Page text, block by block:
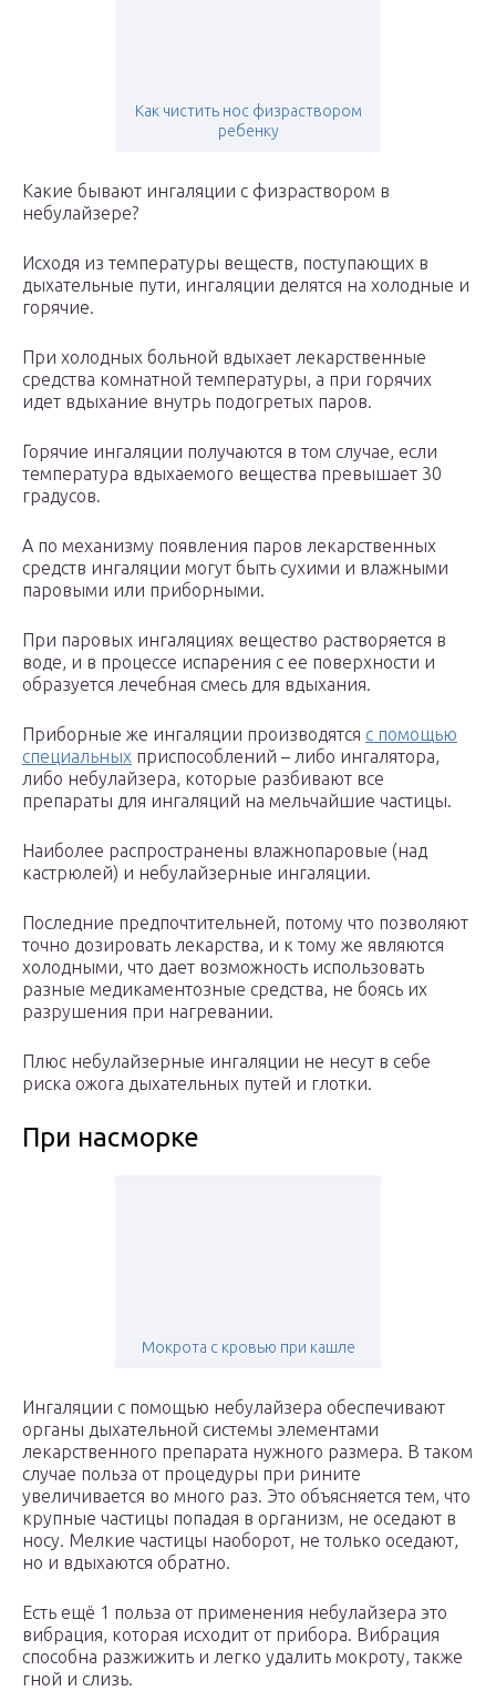
Как чистить нос физраствором
ребенку
Какие бывают ингаляции с физраствором в
небулайзере?
Исходя из температуры веществ, поступающих в
дыхательные пути, ингаляции делятся на холодные и
горячие.
При холодных больной вдыхает лекарственные
средства комнатной температуры, а при горячих
идет вдыхание внутрь подогретых паров.
Горячие ингаляции получаются в том случае, если
температура вдыхаемого вещества превышает 30
градусов.
А по механизму появления паров лекарственных
средств ингаляции могут быть сухими и влажными
паровыми или приборными.
При паровых ингаляциях вещество растворяется в
воде, и в процессе испарения с ее поверхности и
образуется лечебная смесь для вдыхания.
Приборные же ингаляции производятся с помощью
специальных приспособлений – либо ингалятора,
либо небулайзера, которые разбивают все
препараты для ингаляций на мельчайшие частицы.
Наиболее распространены влажнопаровые (над
кастрюлей) и небулайзерные ингаляции.
Последние предпочтительней, потому что позволяют
точно дозировать лекарства, и к тому же являются
холодными, что дает возможность использовать
разные медикаментозные средства, не боясь их
разрушения при нагревании.
Плюс небулайзерные ингаляции не несут в себе
риска ожога дыхательных путей и глотки.
При насморке
Мокрота с кровью при кашле
Ингаляции с помощью небулайзера обеспечивают
органы дыхательной системы элементами
лекарственного препарата нужного размера. В таком
случае польза от процедуры при рините
увеличивается во много раз. Это объясняется тем, что
крупные частицы попадая в организм, не оседают в
носу. Мелкие частицы наоборот, не только оседают,
но и вдыхаются обратно.
Есть ещё 1 польза от применения небулайзера это
вибрация, которая исходит от прибора. Вибрация
способна разжижить и легко удалить мокроту, также
гной и слизь.